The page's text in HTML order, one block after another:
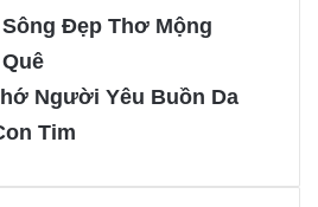
Đẹp Thơ Mộng
Người Yêu Buồn Da
Tim